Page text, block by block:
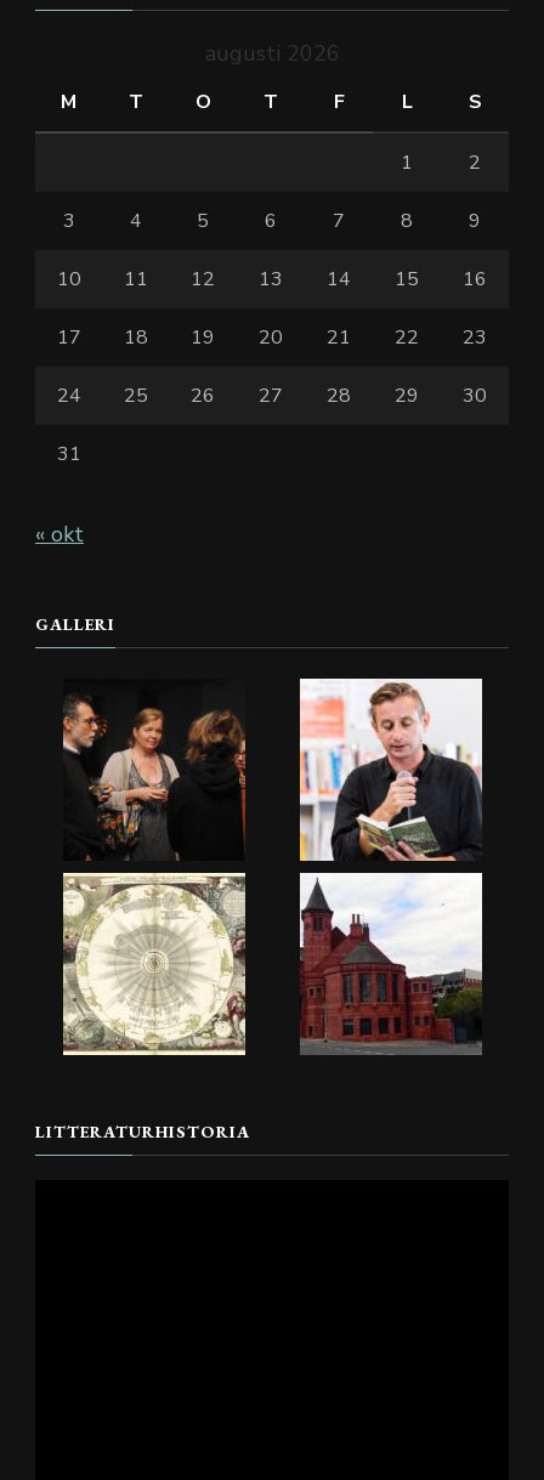
augusti 2026
M T O T F L S
1 2
3 4 5 6 7 8 9
10 11 12 13 14 15 16
17 18 19 20 21 22 23
24 25 26 27 28 29 30
31
« okt
GALLERI
LITTERATURHISTORIA